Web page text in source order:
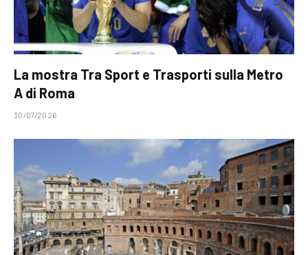
La mostra Tra Sport e Trasporti sulla Metro
A di Roma
30/07/2026